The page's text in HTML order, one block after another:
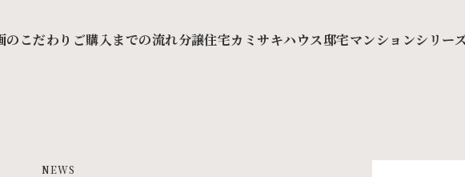
のこだわり ご購入までの流れ分譲住宅カミサキハウス邸宅マンションシリー
NEWS